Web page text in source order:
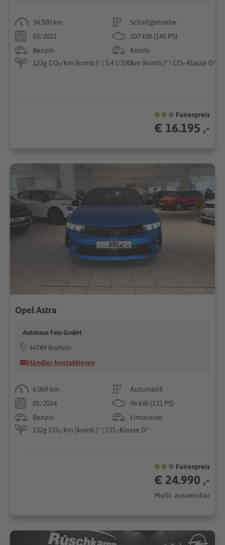
34.500 km
Schaltgetriebe
03/2021
107 kW (145 PS)
Benzin
Kombi
123g CO₂/km (komb.)* | 5.4 l/100km (komb.)* | CO₂-Klasse D*
Fairerpreis
€ 16.195 ,-
Opel Astra
Autohaus Feix GmbH
44789 Bochum
Händler kontaktieren
6.069 km
Automatik
05/2024
96 kW (131 PS)
Benzin
Limousine
132g CO₂/km (komb.)* | CO₂-Klasse D*
Fairerpreis
€ 24.990 ,-
MwSt. ausweisbar